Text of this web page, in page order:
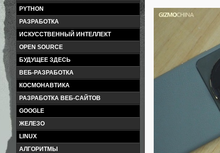
PYTHON
РАЗРАБОТКА
ИСКУССТВЕННЫЙ ИНТЕЛЛЕКТ
OPEN SOURCE
БУДУЩЕЕ ЗДЕСЬ
ВЕБ-РАЗРАБОТКА
КОСМОНАВТИКА
РАЗРАБОТКА ВЕБ-САЙТОВ
GOOGLE
ЖЕЛЕЗО
LINUX
АЛГОРИТМЫ